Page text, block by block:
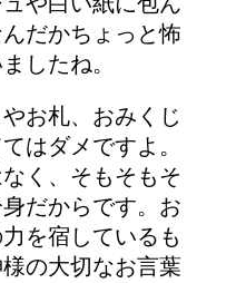
だかちょっと怖
したね。
お札、おみくじ
はダメですよ。
く、そもそもそ
だからです。お
を宿しているも
の大切なお言葉